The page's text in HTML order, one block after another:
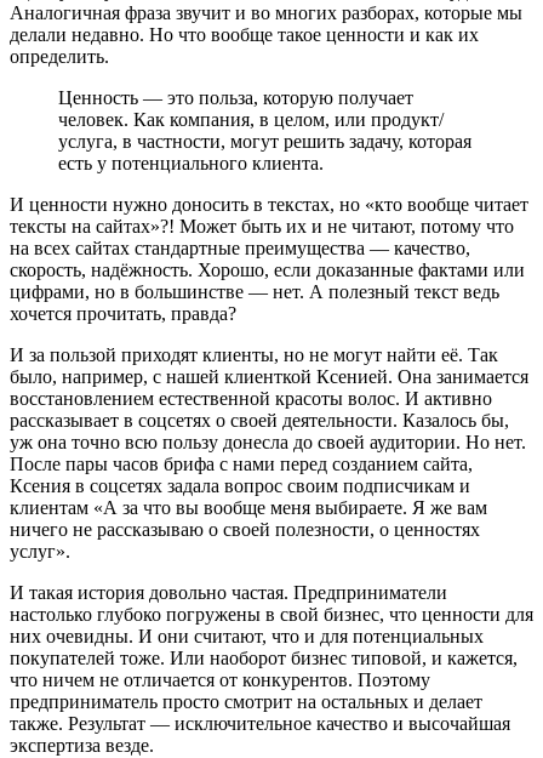
Аналогичная фраза звучит и во многих разборах, которые мы
делали недавно. Но что вообще такое ценности и как их
определить.
Ценность — это польза, которую получает
человек. Как компания, в целом, или продукт/
услуга, в частности, могут решить задачу, которая
есть у потенциального клиента.
И ценности нужно доносить в текстах, но «кто вообще читает
тексты на сайтах»?! Может быть их и не читают, потому что
на всех сайтах стандартные преимущества — качество,
скорость, надёжность. Хорошо, если доказанные фактами или
цифрами, но в большинстве — нет. А полезный текст ведь
хочется прочитать, правда?
И за пользой приходят клиенты, но не могут найти её. Так
было, например, с нашей клиенткой Ксенией. Она занимается
восстановлением естественной красоты волос. И активно
рассказывает в соцсетях о своей деятельности. Казалось бы,
уж она точно всю пользу донесла до своей аудитории. Но нет.
После пары часов брифа с нами перед созданием сайта,
Ксения в соцсетях задала вопрос своим подписчикам и
клиентам «А за что вы вообще меня выбираете. Я же вам
ничего не рассказываю о своей полезности, о ценностях
услуг».
И такая история довольно частая. Предприниматели
настолько глубоко погружены в свой бизнес, что ценности для
них очевидны. И они считают, что и для потенциальных
покупателей тоже. Или наоборот бизнес типовой, и кажется,
что ничем не отличается от конкурентов. Поэтому
предприниматель просто смотрит на остальных и делает
также. Результат — исключительное качество и высочайшая
экспертиза везде.